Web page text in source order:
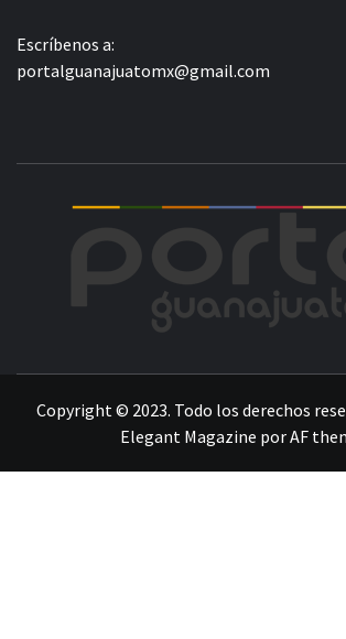
Escríbenos a:
portalguanajuatomx@gmail.com
Copyright © 2023. Todo los derechos
Elegant Magazine porAF